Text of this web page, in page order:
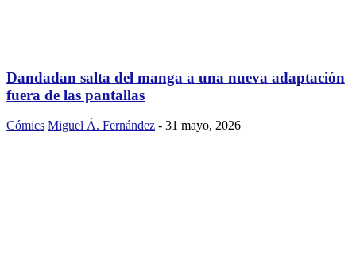
Dandadan salta del manga a una nueva adaptación
fuera de las pantallas
Cómics Miguel Á. Fernández - 31 mayo, 2026